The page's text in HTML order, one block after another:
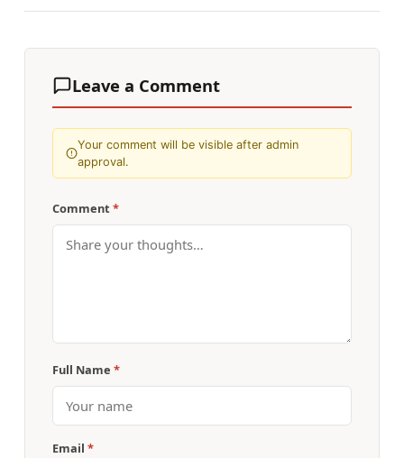
Leave a Comment
Your comment will be visible after admin
approval.
Comment *
Full Name *
Email *